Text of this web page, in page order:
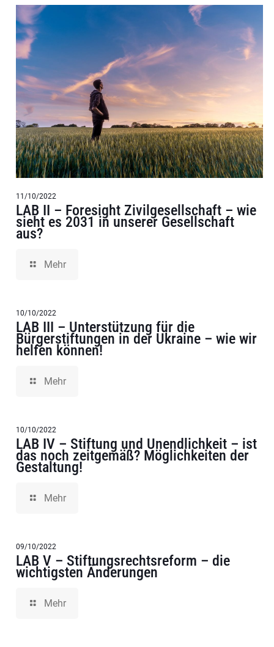
11/10/2022
LAB II – Foresight Zivilgesellschaft – wie
sieht es 2031 in unserer Gesellschaft
aus?
Mehr
10/10/2022
LAB III – Unterstützung für die
Bürgerstiftungen in der Ukraine – wie wir
helfen können!
Mehr
10/10/2022
LAB IV – Stiftung und Unendlichkeit – ist
das noch zeitgemäß? Möglichkeiten der
Gestaltung!
Mehr
09/10/2022
LAB V – Stiftungsrechtsreform – die
wichtigsten Änderungen
Mehr